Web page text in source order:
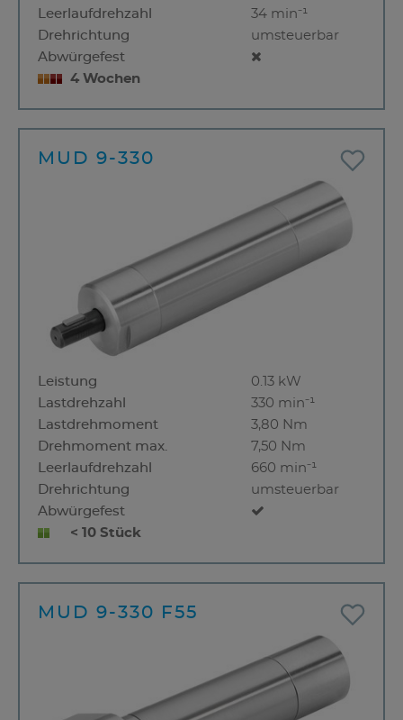
Leerlaufdrehzahl
34 min⁻¹
Drehrichtung
umsteuerbar
Abwürgefest
4 Wochen
MUD 9-330
Leistung
0.13 kW
Lastdrehzahl
330 min⁻¹
Lastdrehmoment
3,80 Nm
Drehmoment max.
7,50 Nm
Leerlaufdrehzahl
660 min⁻¹
Drehrichtung
umsteuerbar
Abwürgefest
< 10 Stück
MUD 9-330 F55